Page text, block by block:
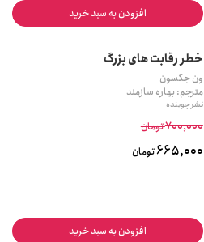
افزودن به سبد خرید
خطر رقابت های بزرگ
ون جکسون
مترجم: بهاره سازمند
نشر جوینده
700,000تومان
665,000تومان
افزودن به سبد خرید